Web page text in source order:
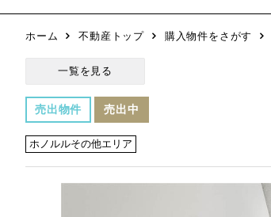
ホーム 不動産トップ 購入物件をさがす
一覧を見る
売出物件 売出中
ホノルルその他エリア